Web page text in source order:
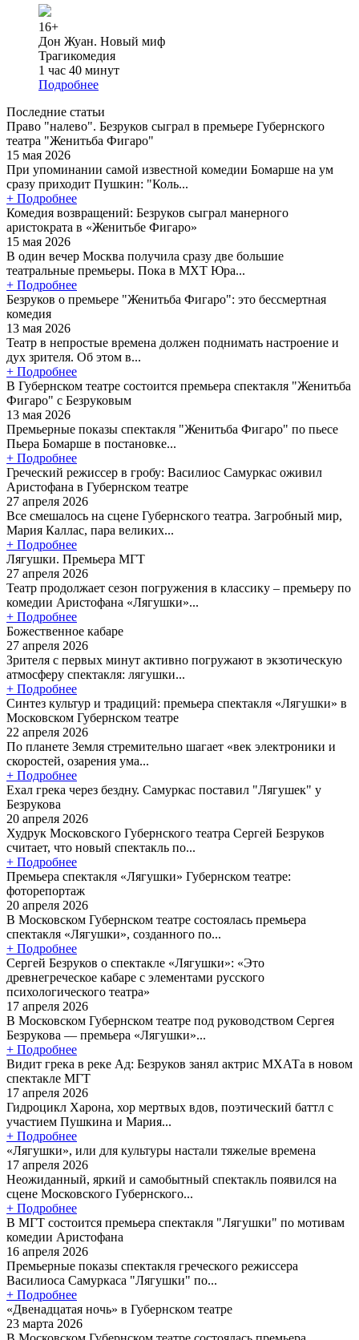
16+
Дон Жуан. Новый миф
Трагикомедия
1 час 40 минут
Подробнее
Последние статьи
Право "налево". Безруков сыграл в премьере Губернского
театра "Женитьба Фигаро"
15 мая 2026
При упоминании самой известной комедии Бомарше на ум
сразу приходит Пушкин: "Коль...
+ Подробнее
Комедия возвращений: Безруков сыграл манерного
аристократа в «Женитьбе Фигаро»
15 мая 2026
В один вечер Москва получила сразу две большие
театральные премьеры. Пока в МХТ Юра...
+ Подробнее
Безруков о премьере "Женитьба Фигаро": это бессмертная
комедия
13 мая 2026
Театр в непростые времена должен поднимать настроение и
дух зрителя. Об этом в...
+ Подробнее
В Губернском театре состоится премьера спектакля "Женитьба
Фигаро" с Безруковым
13 мая 2026
Премьерные показы спектакля "Женитьба Фигаро" по пьесе
Пьера Бомарше в постановке...
+ Подробнее
Греческий режиссер в гробу: Василиос Самуркас оживил
Аристофана в Губернском театре
27 апреля 2026
Все смешалось на сцене Губернского театра. Загробный мир,
Мария Каллас, пара великих...
+ Подробнее
Лягушки. Премьера МГТ
27 апреля 2026
Театр продолжает сезон погружения в классику – премьеру по
комедии Аристофана «Лягушки»...
+ Подробнее
Божественное кабаре
27 апреля 2026
Зрителя с первых минут активно погружают в экзотическую
атмосферу спектакля: лягушки...
+ Подробнее
Синтез культур и традиций: премьера спектакля «Лягушки» в
Московском Губернском театре
22 апреля 2026
По планете Земля стремительно шагает «век электроники и
скоростей, озарения ума...
+ Подробнее
Ехал грека через бездну. Самуркас поставил "Лягушек" у
Безрукова
20 апреля 2026
Худрук Московского Губернского театра Сергей Безруков
считает, что новый спектакль по...
+ Подробнее
Премьера спектакля «Лягушки» Губернском театре:
фоторепортаж
20 апреля 2026
В Московском Губернском театре состоялась премьера
спектакля «Лягушки», созданного по...
+ Подробнее
Сергей Безруков о спектакле «Лягушки»: «Это
древнегреческое кабаре с элементами русского
психологического театра»
17 апреля 2026
В Московском Губернском театре под руководством Сергея
Безрукова — премьера «Лягушки»...
+ Подробнее
Видит грека в реке Ад: Безруков занял актрис МХАТа в новом
спектакле МГТ
17 апреля 2026
Гидроцикл Харона, хор мертвых вдов, поэтический баттл с
участием Пушкина и Мария...
+ Подробнее
«Лягушки», или для культуры настали тяжелые времена
17 апреля 2026
Неожиданный, яркий и самобытный спектакль появился на
сцене Московского Губернского...
+ Подробнее
В МГТ состоится премьера спектакля "Лягушки" по мотивам
комедии Аристофана
16 апреля 2026
Премьерные показы спектакля греческого режиссера
Василиоса Самуркаса "Лягушки" по...
+ Подробнее
«Двенадцатая ночь» в Губернском театре
23 марта 2026